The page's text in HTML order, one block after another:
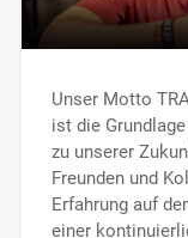
Unser Motto
ist die
zu unserer
Freunden und
Erfahrung auf
einer